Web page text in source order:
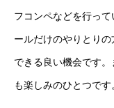
フコンペなどを行っ
ールだけのやりとり
できる良い機会です
も楽しみのひとつです